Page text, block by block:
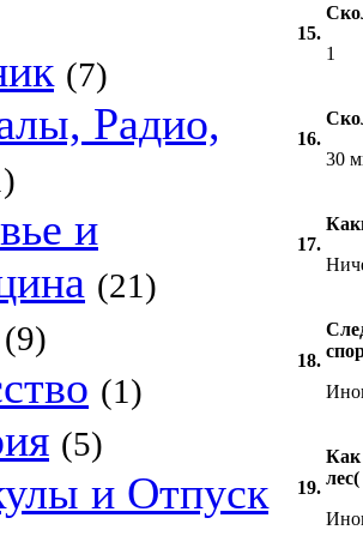
(7)
Радио,
и
(21)
(9)
(1)
(5)
и Отпуск
15.
1
16.
30
17.
18.
19.
Как